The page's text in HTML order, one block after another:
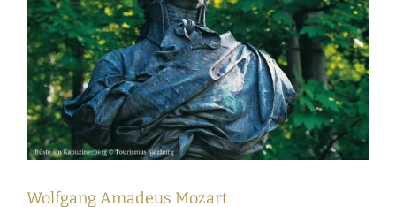
Wolfgang Amadeus Mozart